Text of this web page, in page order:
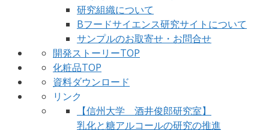
研究組織について
Bフードサイエンス研究サイトについて
サンプルのお取寄せ・お問合せ
開発ストーリーTOP
化粧品TOP
資料ダウンロード
リンク
【信州大学 酒井俊郎研究室】
乳化と糖アルコールの研究の推進